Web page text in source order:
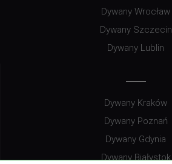
Dywany Wrocław
Dywany Szczecin
Dywany Lublin
Dywany Kraków
Dywany Poznań
Dywany Gdynia
Dywany Białystok